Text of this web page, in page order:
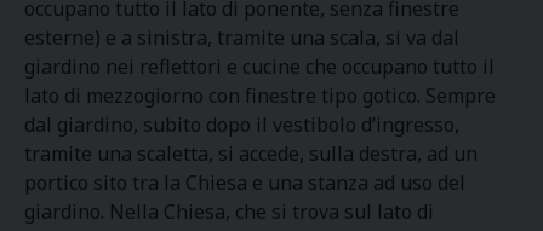
occupano tutto il lato di ponente, senza finestre
esterne) e a sinistra, tramite una scala, si va dal
giardino nei reflettori e cucine che occupano tutto il
lato di mezzogiorno con finestre tipo gotico. Sempre
dal giardino, subito dopo il vestibolo d’ingresso,
tramite una scaletta, si accede, sulla destra, ad un
portico sito tra la Chiesa e una stanza ad uso del
giardino. Nella Chiesa, che si trova sul lato di